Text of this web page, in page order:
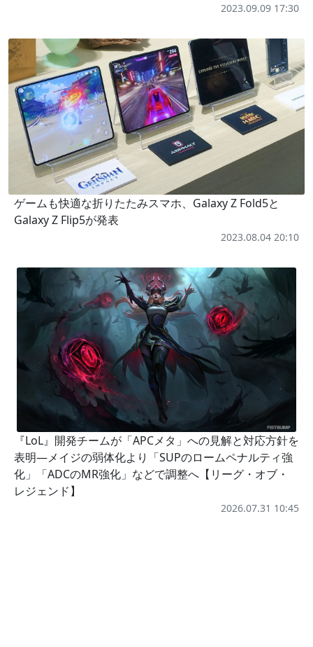
2023.09.09 17:30
ゲームも快適な折りたたみスマホ、Galaxy Z Fold5と
Galaxy Z Flip5が発表
2023.08.04 20:10
『LoL』開発チームが「APCメタ」への見解と対応方針を
表明―メイジの弱体化より「SUPのロームペナルティ強
化」「ADCのMR強化」などで調整へ【リーグ・オブ・
レジェンド】
2026.07.31 10:45